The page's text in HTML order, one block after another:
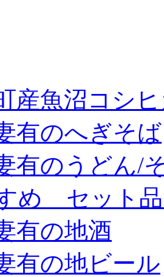
産魚沼コシ
有のへぎそば
有のうどん/
め セット
有の地酒
有の地ビール